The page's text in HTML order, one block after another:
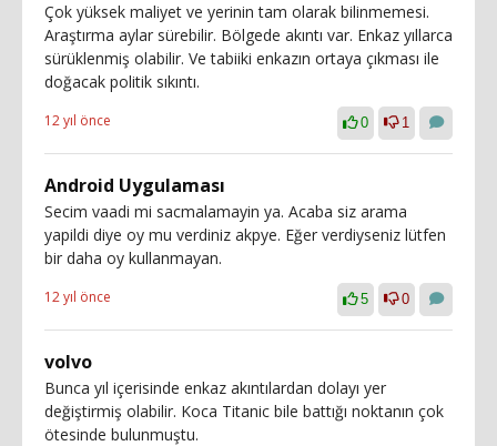
Çok yüksek maliyet ve yerinin tam olarak bilinmemesi.
Araştırma aylar sürebilir. Bölgede akıntı var. Enkaz yıllarca
sürüklenmiş olabilir. Ve tabiiki enkazın ortaya çıkması ile
doğacak politik sıkıntı.
12 yıl önce 0 1
Android Uygulaması
Secim vaadi mi sacmalamayin ya. Acaba siz arama
yapildi diye oy mu verdiniz akpye. Eğer verdiyseniz lütfen
bir daha oy kullanmayan.
12 yıl önce 5 0
volvo
Bunca yıl içerisinde enkaz akıntılardan dolayı yer
değiştirmiş olabilir. Koca Titanic bile battığı noktanın çok
ötesinde bulunmuştu.